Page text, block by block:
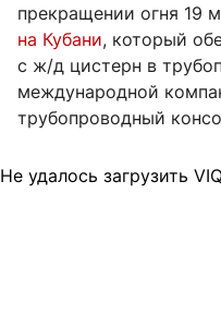
прекращении огня 19
на Кубани, который
с ж/д цистерн в
международной
трубопроводный
Не удалось загрузить